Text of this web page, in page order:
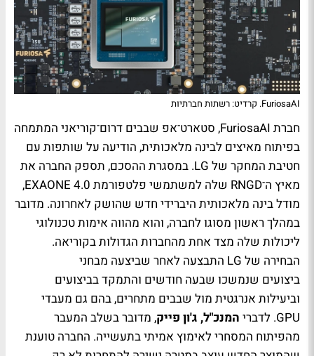
FuriosaAI. קרדיט: רשתות חברתיות
חברת FuriosaAI, סטארט־אפ שבבים דרום־קוריאני המתמחה
בפיתוח מאיצים לבינה מלאכותית, הודיעה על שותפות עם
חטיבת המחקר של LG. במסגרת ההסכם, תספק החברה את
מאיץ ה־RNGD שלה למשתמשי פלטפורמת EXAONE 4.0,
מודל בינה מלאכותית היברידי חדש שהושק לאחרונה. מדובר
במהלך ראשון מסוגו לחברה, והוא מהווה אימות טכנולוגי
ליכולות שלה מצד אחת מהחברות הגדולות בקוריאה.
הבחירה של LG התבצעה לאחר שביצעה מבחני
ביצועים שנמשכו שבעה חודשים והתמקד בביצועים
וביעילות אנרגטית מול שבבים מתחרים, בהם גם מעבדי
GPU. לדברי
המנכ"ל, ג'ון פייק, מדובר בשלב המעבר
מהפיתוח המסחרי לאימוץ אמיתי בתעשייה. החברה טוענת